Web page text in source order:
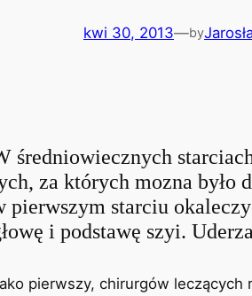
kwi 30, 2013—by
średniowiecznych
za których mozna było
pierwszym starciu
i podstawę szyi.
pierwszy, chirurgów leczących